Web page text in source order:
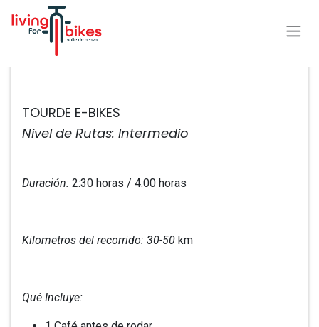
TOURDE E-BIKES
Nivel de Rutas: Intermedio
Duración: 2:30 horas / 4:00 horas
Kilometros del recorrido: 30-50 km
Qué Incluye: